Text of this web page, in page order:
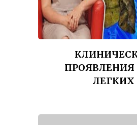
ПРОЯВЛЕНИЯ
ЛЕГКИХ